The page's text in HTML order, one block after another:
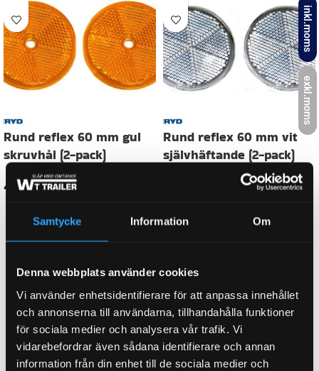
Samtycke Information Om
Denna webbplats använder cookies
Vi använder enhetsidentifierare för att anpassa innehållet
och annonserna till användarna, tillhandahålla funktioner
för sociala medier och analysera vår trafik. Vi
vidarebefordrar även sådana identifierare och annan
information från din enhet till de sociala medier och
inkl.moms
exkl.moms
DIAMETER, YTTER 80,00 mm
FÄRG Vit
E-NUMMER E20 020 346
WEIGHT
KATEGORI: Reflex till släpvagn